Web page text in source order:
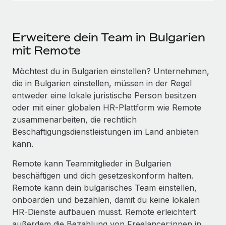
Erweitere dein Team in Bulgarien
mit Remote
Möchtest du in Bulgarien einstellen? Unternehmen,
die in Bulgarien einstellen, müssen in der Regel
entweder eine lokale juristische Person besitzen
oder mit einer globalen HR‑Plattform wie Remote
zusammenarbeiten, die rechtlich
Beschäftigungs­dienstleistungen im Land anbieten
kann.
Remote kann Teammitglieder in Bulgarien
beschäftigen und dich gesetzeskonform halten.
Remote kann dein bulgarisches Team einstellen,
onboarden und bezahlen, damit du keine lokalen
HR‑Dienste aufbauen musst. Remote erleichtert